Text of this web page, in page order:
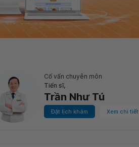
Cố vấn chuyên môn
Tiến sĩ,
Trần Như Tú
Đặt lịch khám Xem chi tiết